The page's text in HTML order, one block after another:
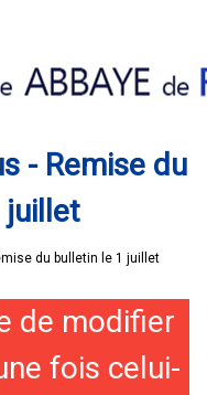
- Remise du
juillet
du bulletin le 1 juillet
de modifier
fois celui-